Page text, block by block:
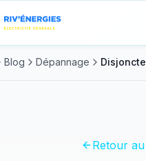
Blog Dépannage
Retour